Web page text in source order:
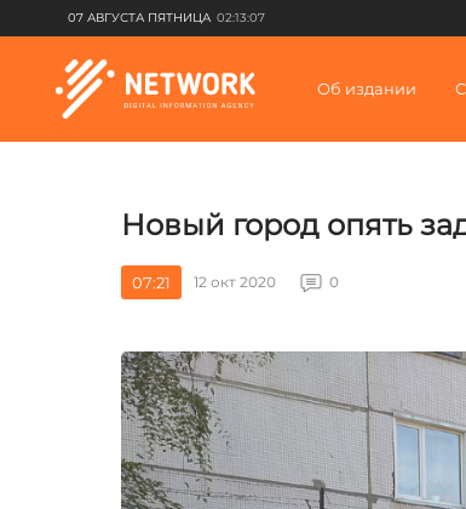
07 АВГУСТА ПЯТНИЦА 02:13:07
Об издании
Новый город опять
07:21 12 окт 2020 0